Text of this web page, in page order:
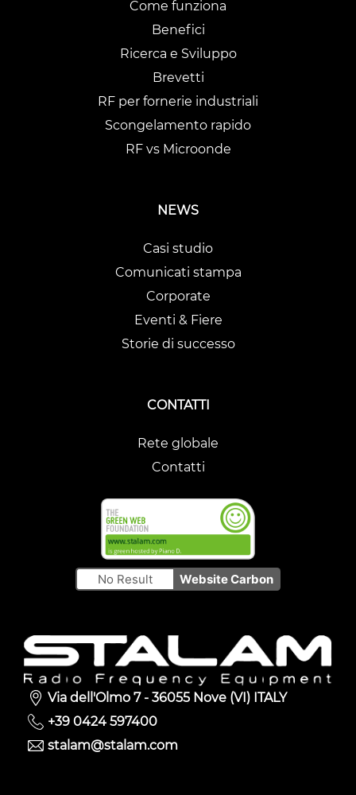
Come funziona
Benefici
Ricerca e Sviluppo
Brevetti
RF per fornerie industriali
Scongelamento rapido
RF vs Microonde
NEWS
Casi studio
Comunicati stampa
Corporate
Eventi & Fiere
Storie di successo
CONTATTI
Rete globale
Contatti
No Result Website Carbon
Via dell'Olmo 7 - 36055 Nove (VI) ITALY
+39 0424 597400
stalam@stalam.com